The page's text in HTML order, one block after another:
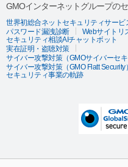
GMOインターネットグループの
世界初総合ネットセキュリティサービ
パスワード漏洩診断
Webサイトリ
セキュリティ相談AIチャットボット
実在証明・盗聴対策
サイバー攻撃対策（GMOサイバーセキ
サイバー攻撃対策（GMO Flatt Security）
セキュリティ事業の軌跡